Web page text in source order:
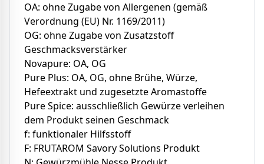
OA: ohne Zugabe von Allergenen (gemäß
Verordnung (EU) Nr. 1169/2011)
OG: ohne Zugabe von Zusatzstoff
Geschmacksverstärker
Novapure: OA, OG
Pure Plus: OA, OG, ohne Brühe, Würze,
Hefeextrakt und zugesetzte Aromastoffe
Pure Spice: ausschließlich Gewürze verleihen
dem Produkt seinen Geschmack
f: funktionaler Hilfsstoff
F: FRUTAROM Savory Solutions Produkt